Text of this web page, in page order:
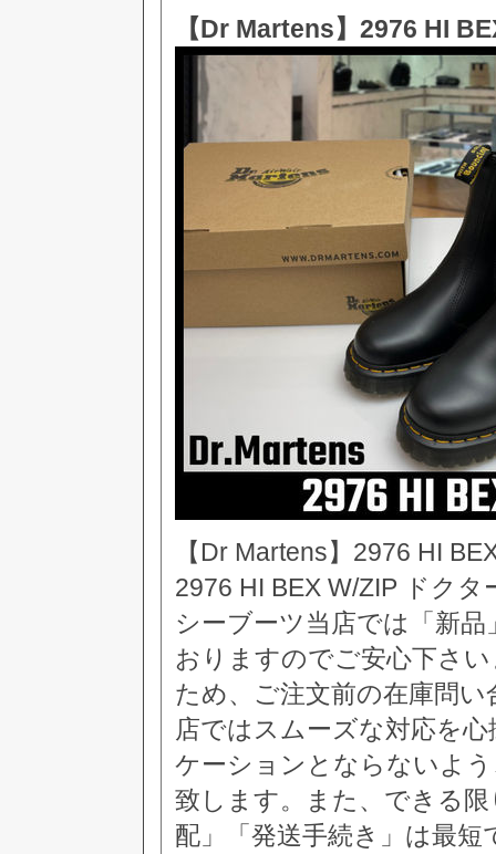
【Dr Martens】2976 HI
【Dr Martens】2976 HI
2976 HI BEX W/ZIP ドク
シーブーツ当店では「新
おりますのでご安心下さ
ため、ご注文前の在庫問
店ではスムーズな対応を
ケーションとならないよ
致します。また、できる
配」「発送手続き」は最